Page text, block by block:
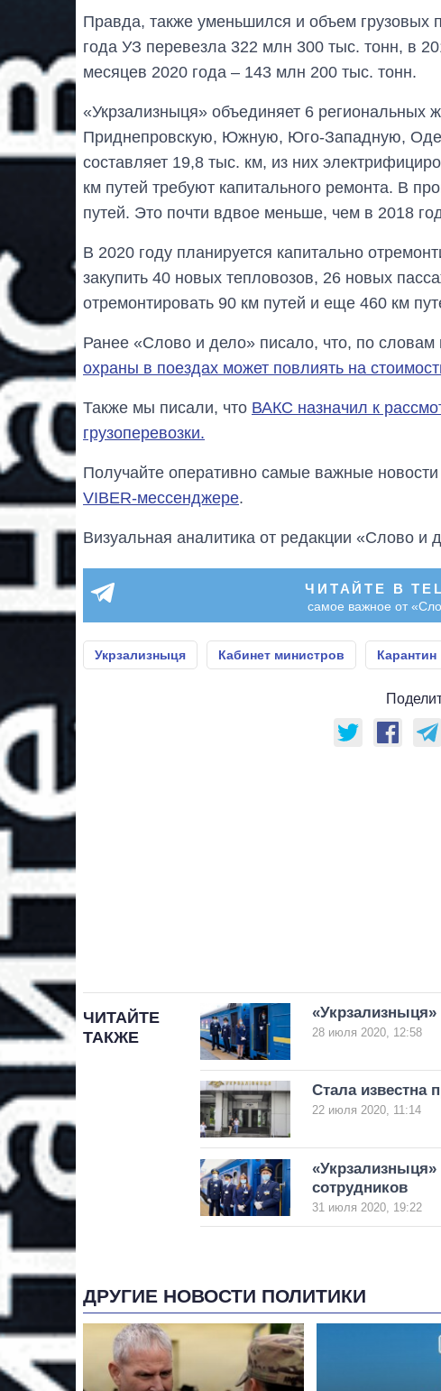
Правда, также уменьшился и объем грузовых
года УЗ перевезла 322 млн 300 тыс. тонн, в
месяцев 2020 года – 143 млн 200 тыс. тонн.
«Укрзализныця» объединяет 6 региональных
Приднепровскую, Южную, Юго-Западную,
составляет 19,8 тыс. км, из них
км путей требуют капитального ремонта. В
путей. Это почти вдвое меньше, чем в 2018
В 2020 году планируется капитально
закупить 40 новых тепловозов, 26 новых
отремонтировать 90 км путей и еще 460 км
Ранее «Слово и дело» писало, что, по словам
охраны в поездах может повлиять на
Также мы писали, что ВАКС назначил к
грузоперевозки.
Получайте оперативно самые важные
VIBER-мессенджере.
Визуальная аналитика от редакции «Слово и
ЧИТАЙТЕ В
самое важное от
Укрзализныця Кабинет министров Карантин
ЧИТАЙТЕ
ТАКЖЕ
28 июля 2020, 12:58
Стала известна
22 июля 2020, 11:14
сотрудников
31 июля 2020, 19:22
ДРУГИЕ НОВОСТИ ПОЛИТИКИ